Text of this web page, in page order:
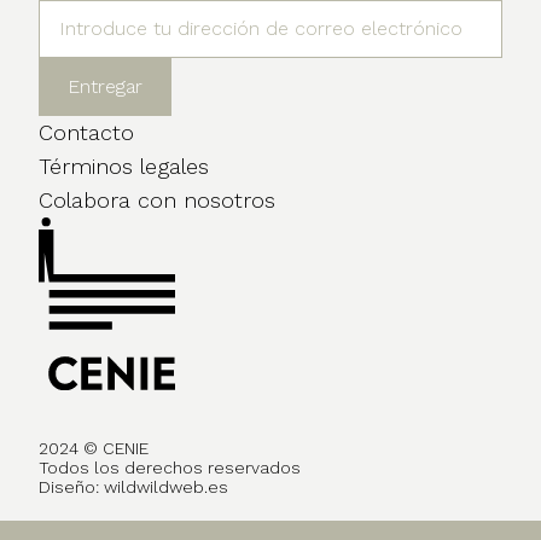
Contacto
Términos legales
Colabora con nosotros
2024 © CENIE
Todos los derechos reservados
Diseño: wildwildweb.es